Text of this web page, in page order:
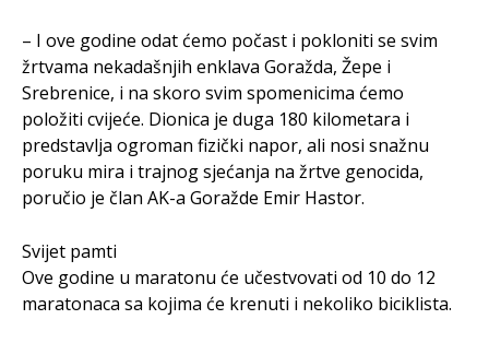
– I ove godine odat ćemo počast i pokloniti se svim
žrtvama nekadašnjih enklava Goražda, Žepe i
Srebrenice, i na skoro svim spomenicima ćemo
položiti cvijeće. Dionica je duga 180 kilometara i
predstavlja ogroman fizički napor, ali nosi snažnu
poruku mira i trajnog sjećanja na žrtve genocida,
poručio je član AK-a Goražde Emir Hastor.
Svijet pamti
Ove godine u maratonu će učestvovati od 10 do 12
maratonaca sa kojima će krenuti i nekoliko biciklista.